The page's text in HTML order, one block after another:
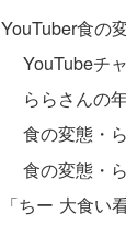
YouTuber食の
YouTubeチ
ららさんの
食の変態・
食の変態・
「ちー 大食い